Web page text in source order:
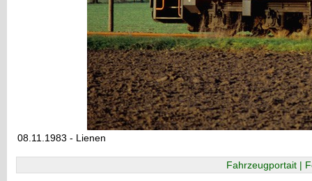
08.11.1983 - Lienen
Fahrzeugportait |